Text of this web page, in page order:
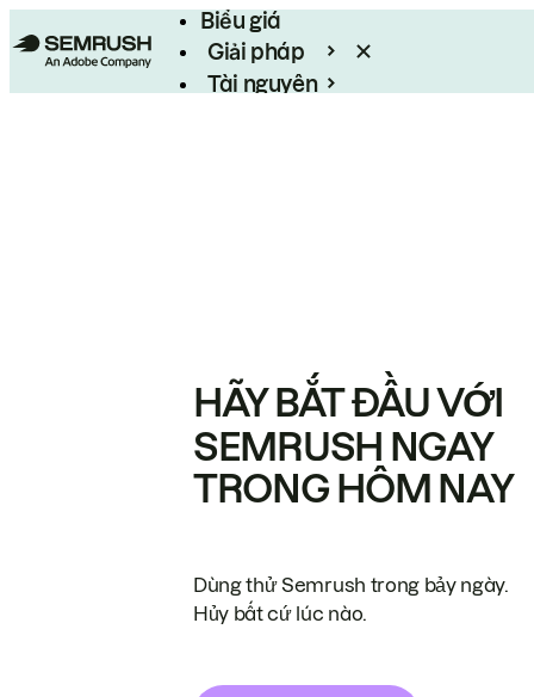
Biểu giá
Giải pháp
Tài nguyên
HÃY BẮT ĐẦU VỚI
SEMRUSH NGAY
TRONG HÔM NAY
Dùng thử Semrush trong bảy ngày.
Hủy bất cứ lúc nào.